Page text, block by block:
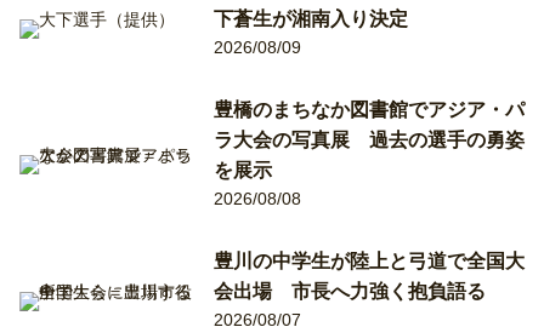
下蒼生が湘南入り決定
2026/08/09
豊橋のまちなか図書館でアジア・パ
ラ大会の写真展 過去の選手の勇姿
を展示
2026/08/08
豊川の中学生が陸上と弓道で全国大
会出場 市長へ力強く抱負語る
2026/08/07